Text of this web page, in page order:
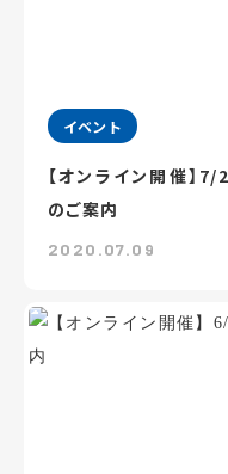
イベント
【オンライン開催
のご案内
2020.07.09